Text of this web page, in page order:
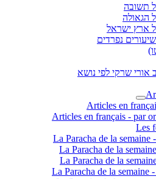
תשובה
הגאולה
ארץ ישראל
נפרדים
שרקי לפי נושא
Articles en
Les
La Paracha de la semaine
La Paracha de la
La Paracha de la
La Paracha de la semaine